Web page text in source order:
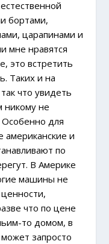
бортами,
царапинами и
мне нравятся
это встретить
Таких и на
что увидеть
никому не
для
американские и
по
В Америке
машины не
что по цене
то домом, в
запросто